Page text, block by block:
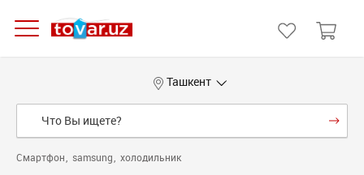
Ташкент
Смартфон samsung холодильник